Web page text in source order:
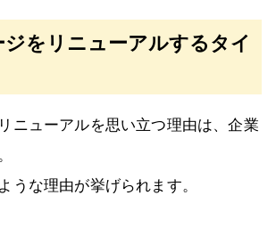
をリニューアルするタイ
ニューアルを思い立つ理由は、企業
うな理由が挙げられます。